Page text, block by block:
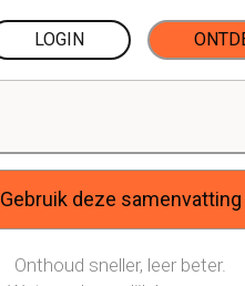
LOGIN
Gebruik deze samenvatting
Onthoud sneller, leer beter.